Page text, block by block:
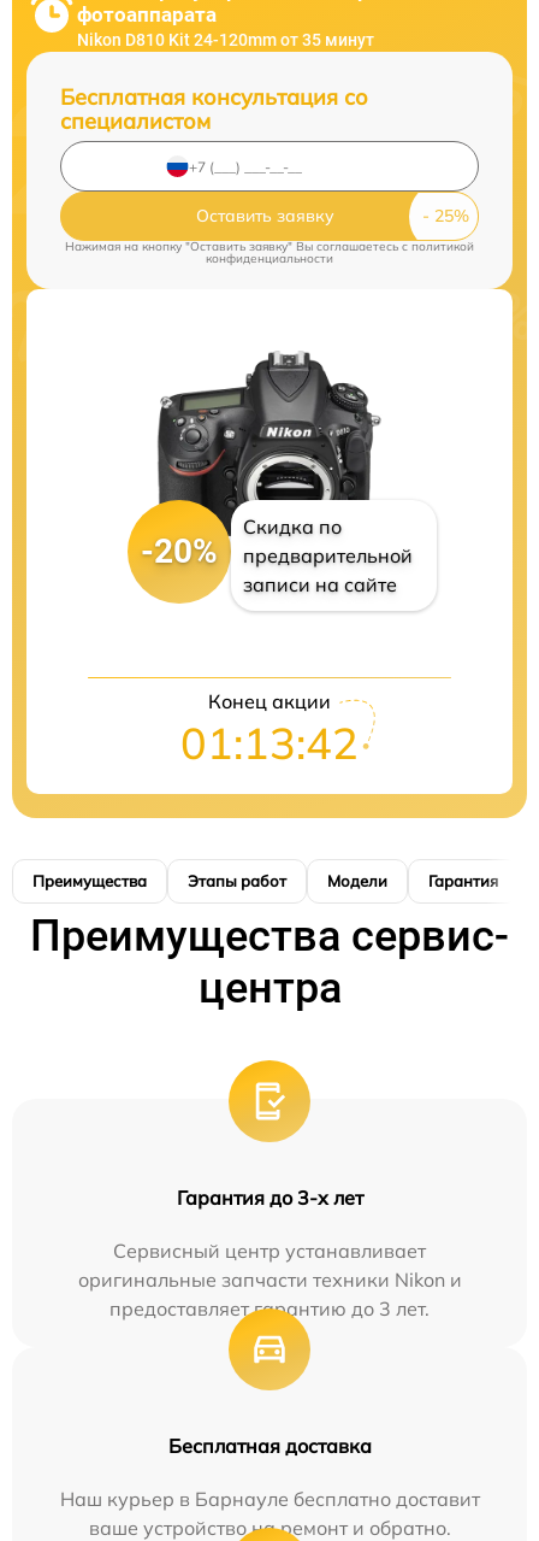
фотоаппарата
Nikon D810 Kit 24-120mm от 35 минут
Бесплатная консультация со
специалистом
Оставить заявку
Нажимая на кнопку "Оставить заявку" Вы соглашаетесь cполитикой
конфиденциальности
-20%
Скидка по
предварительной
записи на сайте
Конец акции
01:13:41
Преимущества Этапы работ Модели Гарантия
Преимущества сервис-
центра
Гарантия до 3-х лет
Сервисный центр устанавливает
оригинальные запчасти техники Nikon и
предоставляет гарантию до 3 лет.
Бесплатная доставка
Наш курьер в Барнауле бесплатно доставит
ваше устройство на ремонт и обратно.